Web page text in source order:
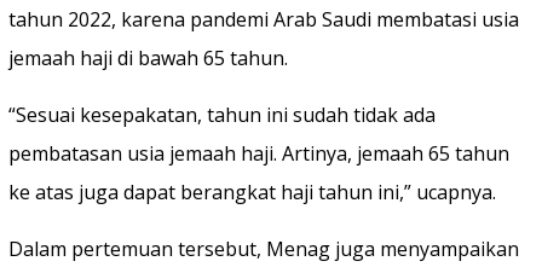
tahun 2022, karena pandemi Arab Saudi membatasi usia
jemaah haji di bawah 65 tahun.
“Sesuai kesepakatan, tahun ini sudah tidak ada
pembatasan usia jemaah haji. Artinya, jemaah 65 tahun
ke atas juga dapat berangkat haji tahun ini,” ucapnya.
Dalam pertemuan tersebut, Menag juga menyampaikan